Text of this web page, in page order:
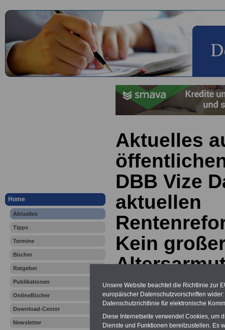
Home
Aktuelles
Tipps
Termine
Bücher
Ratgeber
Publikationen
OnlineBücher
Download-Center
Newsletter
Aktuelles
DBB Vize
aktuellen
Kein
dauerhaft
16.04.2012
Unsere Website beachtet die Richtlinie zur
europäischer Datenschutzvorschriften
Datenschutzrichtlinie für elektronische
Diese Internetseite verwendet Cookies, um
Dienste und Funktionen bereitzustellen. Es